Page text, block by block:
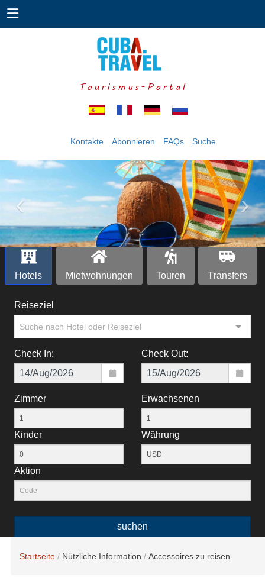
Tourismus-Portal
Kontakte Abonnieren FAQs Suche
‹ ›
Hotels Mietwohnungen Touren Тransfers
Reiseziel
Suche nach Hotel oder Reiseziel
Check In: Check Out:
Zimmer Erwachsenen
Kinder Währung
Aktion
suchen
Startseite Nützliche Information Accessoires zu reisen